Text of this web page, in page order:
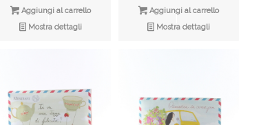
Aggiungi al carrello
Mostra dettagli
Aggiungi al carrello
Mostra dettagli